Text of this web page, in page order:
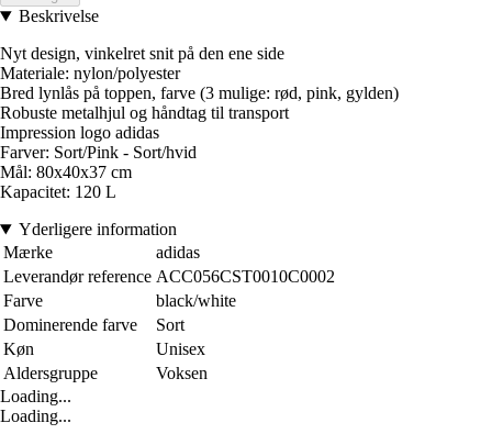
Beskrivelse
Nyt design, vinkelret snit på den ene side
Materiale: nylon/polyester
Bred lynlås på toppen, farve (3 mulige: rød, pink, gylden)
Robuste metalhjul og håndtag til transport
Impression logo adidas
Farver: Sort/Pink - Sort/hvid
Mål: 80x40x37 cm
Kapacitet: 120 L
Yderligere information
Mærke
adidas
Leverandør reference ACC056CST0010C0002
Farve
black/white
Dominerende farve
Sort
Køn
Unisex
Aldersgruppe
Voksen
Loading...
Loading...